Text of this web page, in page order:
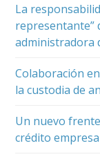
La
representante”
administradora
Colaboración
la custodia de
Un nuevo
crédito